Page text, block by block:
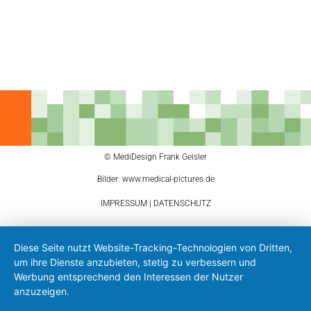
© MediDesign Frank Geisler
Bilder: www.medical-pictures.de
IMPRESSUM| DATENSCHUTZ
Diese Seite nutzt Website-Tracking-Technologien von Dritten,
um ihre Dienste anzubieten, stetig zu verbessern und
Werbung entsprechend den Interessen der Nutzer
anzuzeigen.